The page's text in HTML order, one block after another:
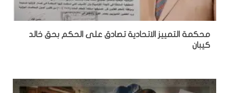
محكمة التمييز الاتحادية تصادق على الحكم بحق خالد
كيبان